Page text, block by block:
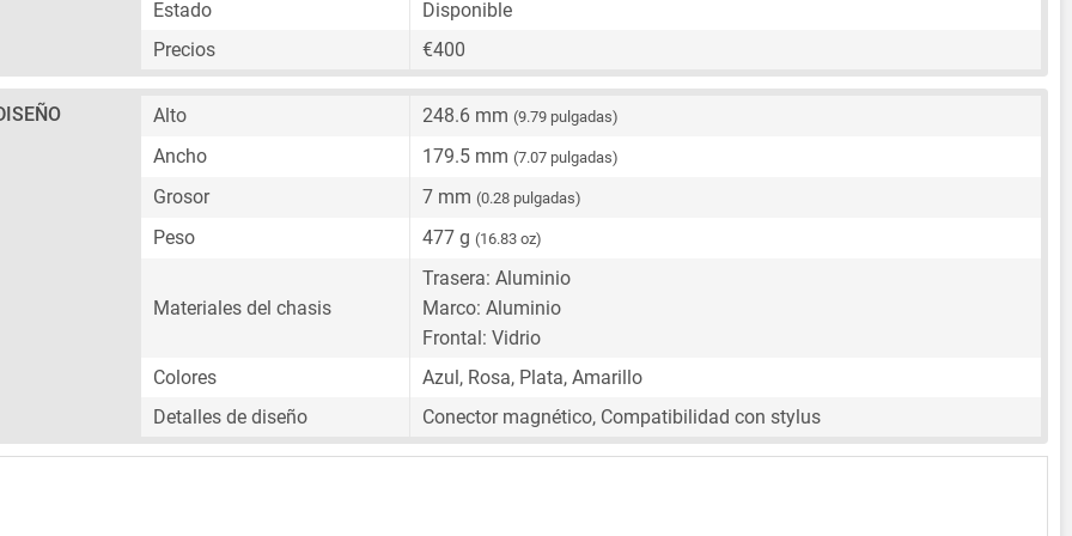
Estado
Disponible
Precios
€400
Alto 248.6 mm (9.79 pulgadas)
Ancho 179.5 mm (7.07 pulgadas)
Grosor 7 mm (0.28 pulgadas)
Peso 477 g (16.83 oz)
Materiales del chasis
Trasera: Aluminio
Marco: Aluminio
Frontal: Vidrio
Colores
Azul, Rosa, Plata, Amarillo
Detalles de diseño
Conector magnético, Compatibilidad con stylus